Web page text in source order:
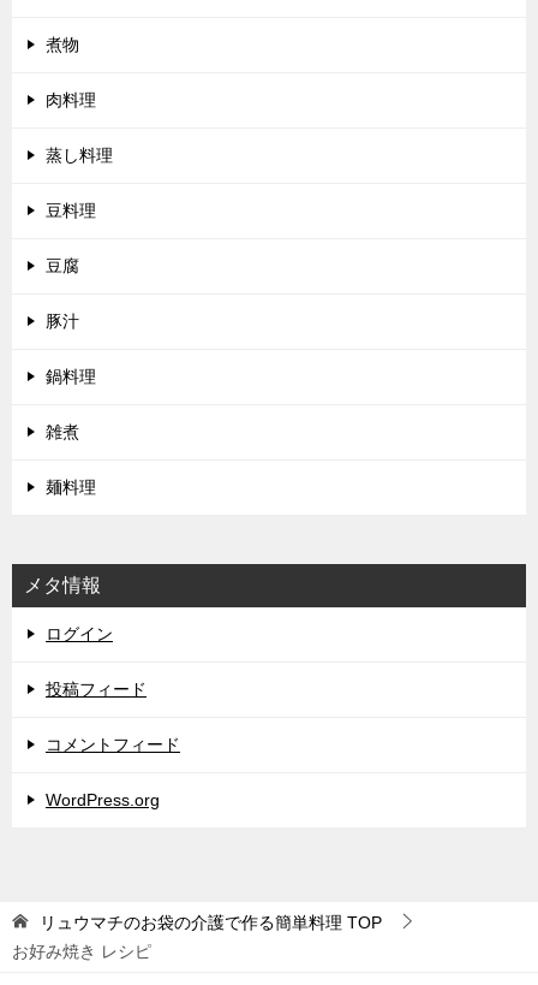
煮物
肉料理
蒸し料理
豆料理
豆腐
豚汁
鍋料理
雑煮
麺料理
メタ情報
ログイン
投稿フィード
コメントフィード
WordPress.org
リュウマチのお袋の介護で作る簡単料理 TOP
お好み焼き レシピ